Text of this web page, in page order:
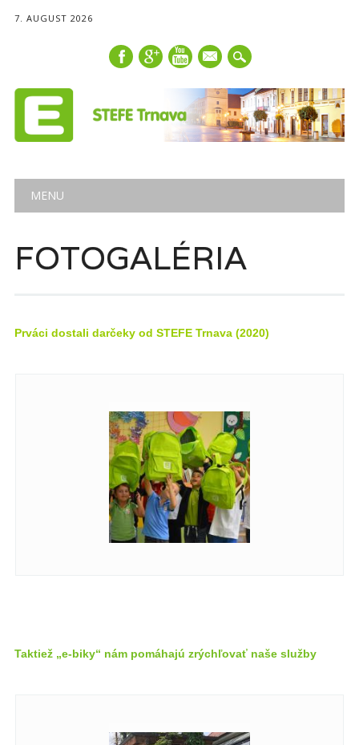
7. AUGUST 2026
mail
Main menu
MENU
FOTOGALÉRIA
Prváci dostali darčeky od STEFE Trnava (2020)
Taktiež „e-biky“ nám pomáhajú zrýchľovať naše služby